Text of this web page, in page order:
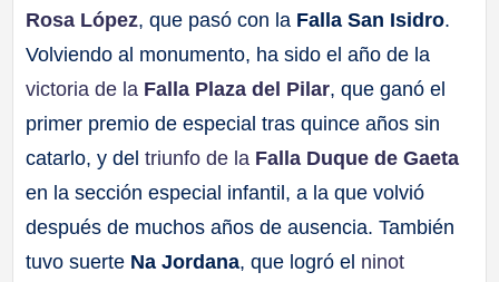
Rosa López, que pasó con la Falla San Isidro.
Volviendo al monumento, ha sido el año de la
victoria de la Falla Plaza del Pilar, que ganó el
primer premio de especial tras quince años sin
catarlo, y deltriunfo de la Falla Duque de Gaeta
en la sección especial infantil, a la que volvió
después de muchos años de ausencia. También
tuvo suerte Na Jordana, que logró el ninot